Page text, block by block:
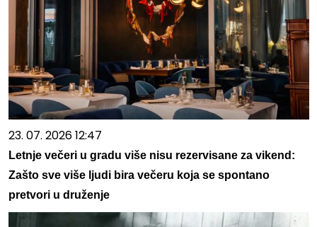
23. 07. 2026 12:47
Letnje večeri u gradu više nisu rezervisane za vikend:
Zašto sve više ljudi bira večeru koja se spontano
pretvori u druženje